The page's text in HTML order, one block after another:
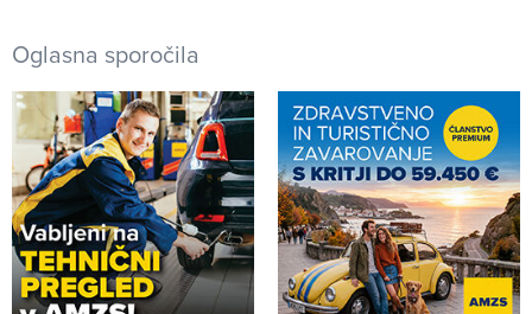
Oglasna sporočila